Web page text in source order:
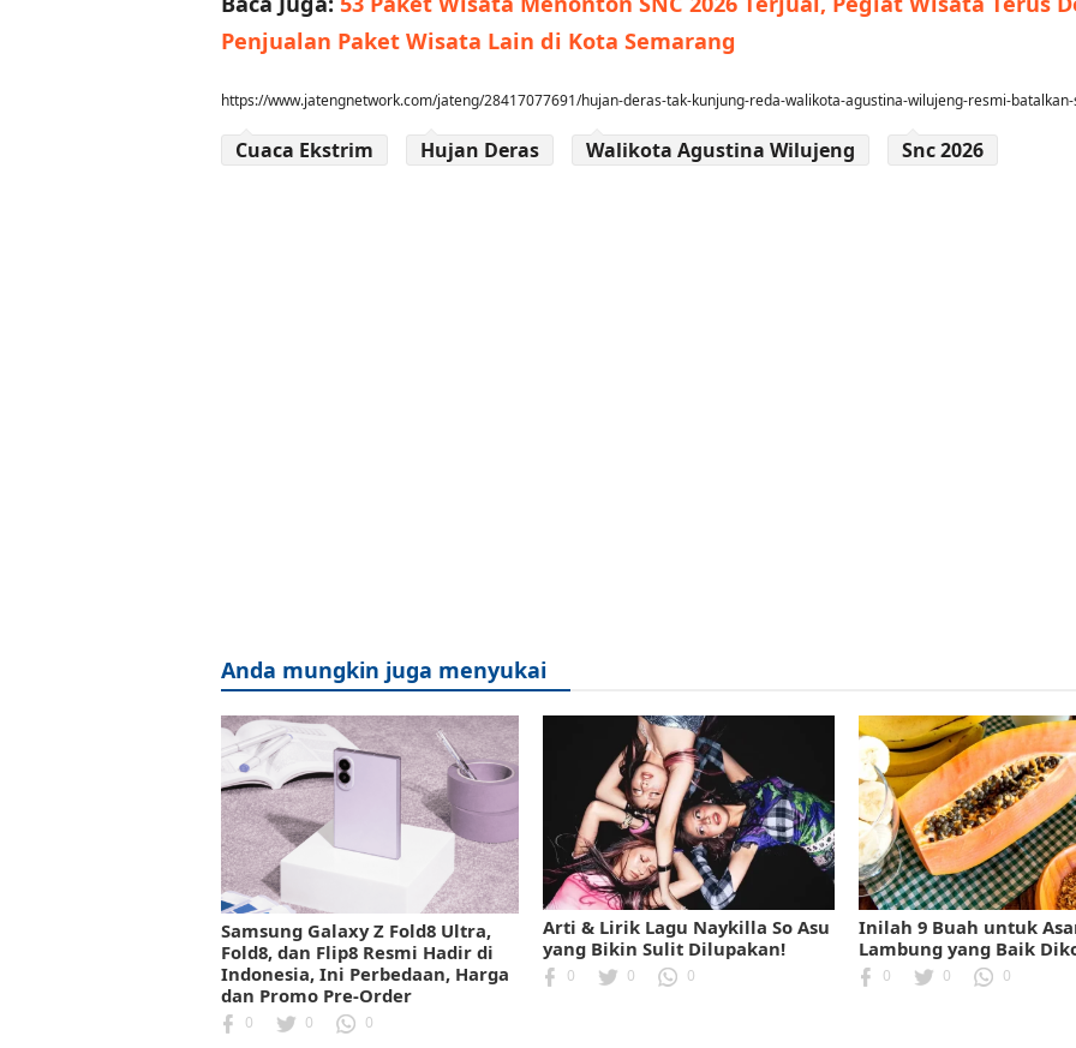
Penjualan Paket Wisata Lain di Kota Semarang
https://www.jatengnetwork.com/jateng/28417077691/hujan-deras-tak-kunjung-reda-walikota-agustina-wilujeng-resmi-
Cuaca Ekstrim Hujan Deras Walikota Agustina Wilujeng Snc 2026
Anda mungkin juga menyukai
Samsung Galaxy Z Fold8 Ultra,
Fold8, dan Flip8 Resmi Hadir di
Indonesia, Ini Perbedaan, Harga
dan Promo Pre-Order
0 0 0
Arti & Lirik Lagu Naykilla So Asu
yang Bikin Sulit Dilupakan!
0 0 0
Inilah 9 Buah untuk
Lambung yang Baik
0 0 0